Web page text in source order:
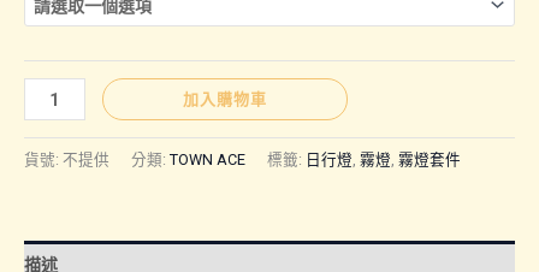
到
TOWN
ACE
｜
套
加入購物車
貨號: 不提供 分類: TOWN ACE 標籤: 日行燈, 霧燈, 霧燈套件
描述